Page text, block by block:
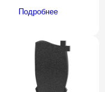
Подробнее